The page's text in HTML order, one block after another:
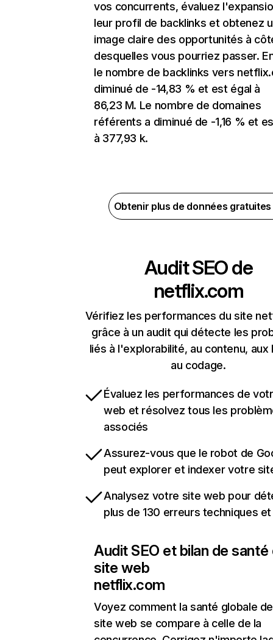
vos concurrents, évaluez
leur profil de backlinks et obtenez
image claire des opportunités à
desquelles vous pourriez passer.
le nombre de backlinks vers
diminué de -14,83 % et est égal à
86,23 M. Le nombre de domaines
référents a diminué de -1,16 % et
à 377,93 k.
Obtenir plus de données
Audit SEO de
netflix.com
Vérifiez les performances du site
grâce à un audit qui détecte les
liés à l'explorabilité, au contenu, aux
au codage.
Évaluez les performances de
web et résolvez tous les
associés
Assurez-vous que le robot de
peut explorer et indexer votre
Analysez votre site web pour
plus de 130 erreurs techniques et
Audit SEO et bilan de santé
site web
netflix.com
Voyez comment la santé globale
site web se compare à celle de la